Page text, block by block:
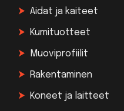
Aidat ja kaiteet
Kumituotteet
Muoviprofiilit
Rakentaminen
Koneet ja laitteet